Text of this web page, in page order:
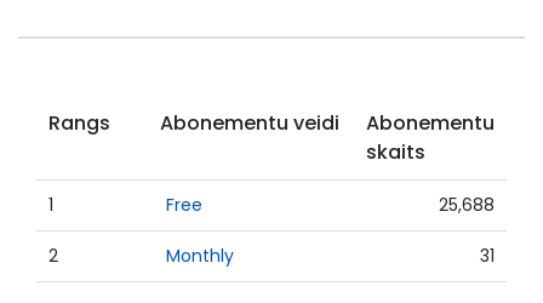
Rangs Abonementu veidi
Abonementu
skaits
1 Free 25,688
2 Monthly 31